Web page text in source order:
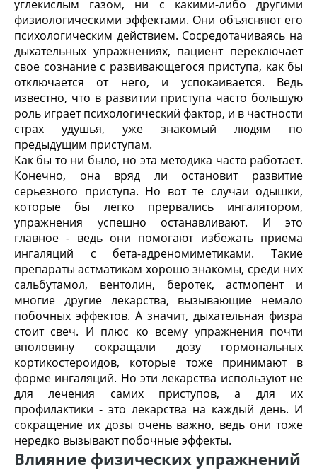
углекислым газом, ни с какими-либо другими
физиологическими эффектами. Они объясняют его
психологическим действием. Сосредотачиваясь на
дыхательных упражнениях, пациент переключает
свое сознание с развивающегося приступа, как бы
отключается от него, и успокаивается. Ведь
известно, что в развитии приступа часто большую
роль играет психологический фактор, и в частности
страх удушья, уже знакомый людям по
предыдущим приступам.
Как бы то ни было, но эта методика часто работает.
Конечно, она вряд ли остановит развитие
серьезного приступа. Но вот те случаи одышки,
которые бы легко прервались ингалятором,
упражнения успешно останавливают. И это
главное - ведь они помогают избежать приема
ингаляций с бета-адреномиметиками. Такие
препараты астматикам хорошо знакомы, среди них
сальбутамол, вентолин, беротек, астмопент и
многие другие лекарства, вызывающие немало
побочных эффектов. А значит, дыхательная физра
стоит свеч. И плюс ко всему упражнения почти
вполовину сокращали дозу гормональных
кортикостероидов, которые тоже принимают в
форме ингаляций. Но эти лекарства используют не
для лечения самих приступов, а для их
профилактики - это лекарства на каждый день. И
сокращение их дозы очень важно, ведь они тоже
нередко вызывают побочные эффекты.
Влияние физических упражнений